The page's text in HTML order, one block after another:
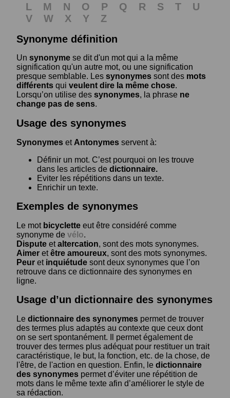
L
M N O P Q R S T
U
V
W X Y
Z
Synonyme définition
Un synonyme se dit d'un mot qui a la même
signification qu'un autre mot, ou une signification
presque semblable. Les synonymes sont des mots
différents qui veulent dire la même chose.
Lorsqu’on utilise des synonymes, la phrase ne
change pas de sens.
Usage des synonymes
Synonymes et Antonymes servent à:
Définir un mot. C’est pourquoi on les trouve
dans les articles de dictionnaire.
Eviter les répétitions dans un texte.
Enrichir un texte.
Exemples de synonymes
Le mot bicyclette eut être considéré comme
synonyme de vélo.
Dispute etaltercation, sont des mots synonymes.
Aimer etêtre amoureux, sont des mots synonymes.
Peur et inquiétude sont deux synonymes que l’on
retrouve dans ce dictionnaire des synonymes en
ligne.
Usage d’un dictionnaire des synonymes
Le dictionnaire des synonymes permet de trouver
des termes plus adaptés au contexte que ceux dont
on se sert spontanément. Il permet également de
trouver des termes plus adéquat pour restituer un trait
caractéristique, le but, la fonction, etc. de la chose, de
l'être, de l'action en question. Enfin, le dictionnaire
des synonymes permet d’éviter une répétition de
mots dans le même texte afin d’améliorer le style de
sa rédaction.